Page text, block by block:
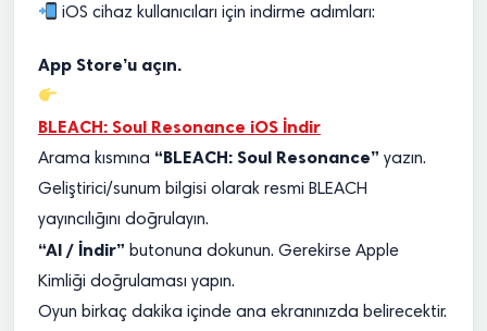
iOS cihaz kullanıcıları için indirme adımları:
App Store’u açın.
BLEACH: Soul Resonance iOS İndir
Arama kısmına “BLEACH: Soul Resonance” yazın.
Geliştirici/sunum bilgisi olarak resmi BLEACH
yayıncılığını doğrulayın.
“Al / İndir” butonuna dokunun. Gerekirse Apple
Kimliği doğrulaması yapın.
Oyun birkaç dakika içinde ana ekranınızda belirecektir.